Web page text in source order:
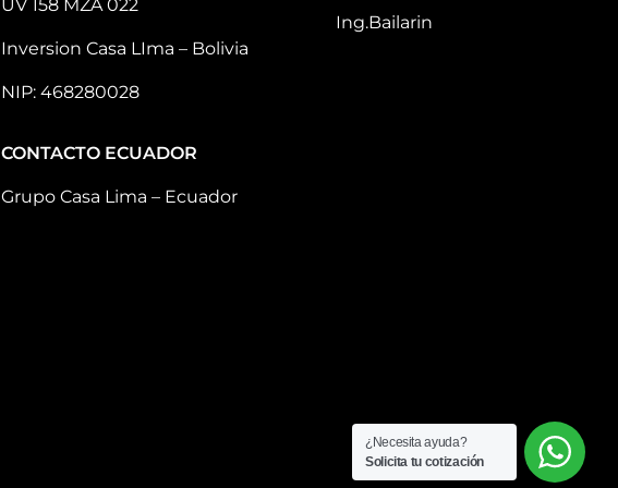
UV 158 MZA 022
Inversion Casa LIma – Bolivia
NIP: 468280028
CONTACTO ECUADOR
Grupo Casa Lima – Ecuador
Ing.Bailarin
¿Necesita ayuda?
Solicita tu cotización